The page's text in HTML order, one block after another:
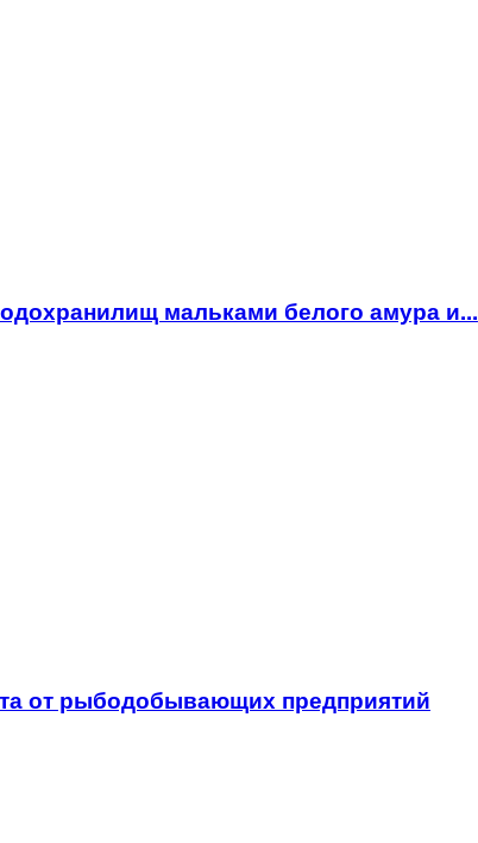
мальками белого амура и...
от рыбодобывающих предприятий